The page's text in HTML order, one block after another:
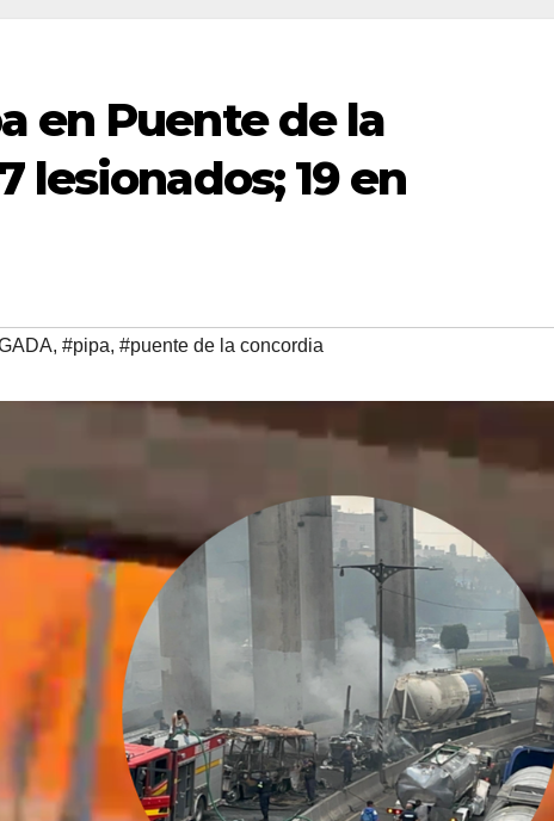
en Puente de la
lesionados; 19 en
, #pipa, #puente de la concordia